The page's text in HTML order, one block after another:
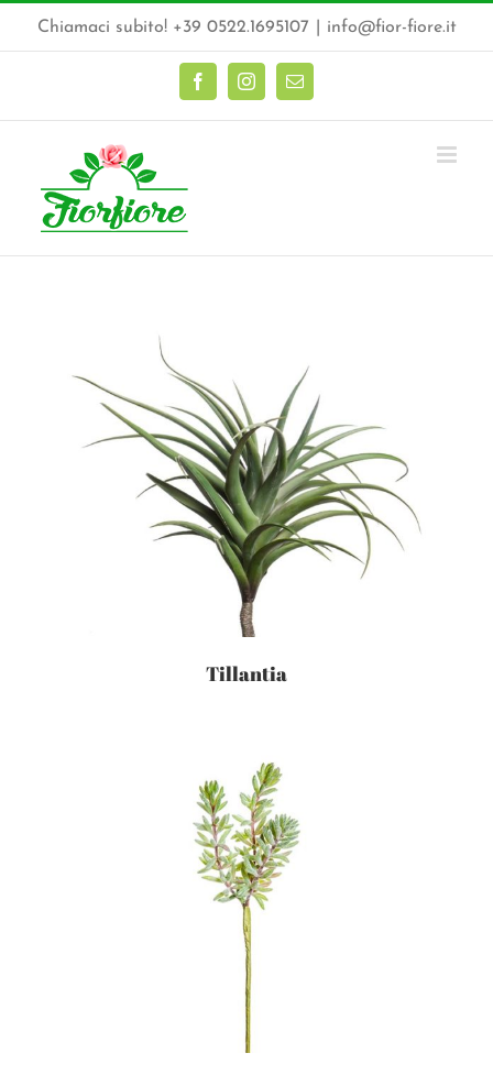
contenuto
Chiamaci subito! +39 0522.1695107 info@fior-fiore.it
FacebookInstagramEmail
Tillantia